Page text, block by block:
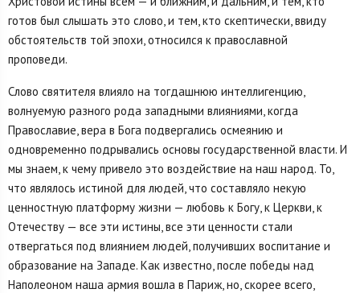
готов был слышать это слово, и тем, кто скептически, ввиду
обстоятельств той эпохи, относился к православной
проповеди.
Слово святителя влияло на тогдашнюю интеллигенцию,
волнуемую разного рода западными влияниями, когда
Православие, вера в Бога подвергались осмеянию и
одновременно подрывались основы государственной власти. И
мы знаем, к чему привело это воздействие на наш народ. То,
что являлось истиной для людей, что составляло некую
ценностную платформу жизни — любовь к Богу, к Церкви, к
Отечеству — все эти истины, все эти ценности стали
отвергаться под влиянием людей, получивших воспитание и
образование на Западе. Как известно, после победы над
Наполеоном наша армия вошла в Париж, но, скорее всего,